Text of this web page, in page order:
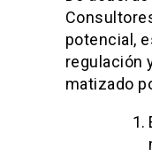
potencial,
regulación
matizado